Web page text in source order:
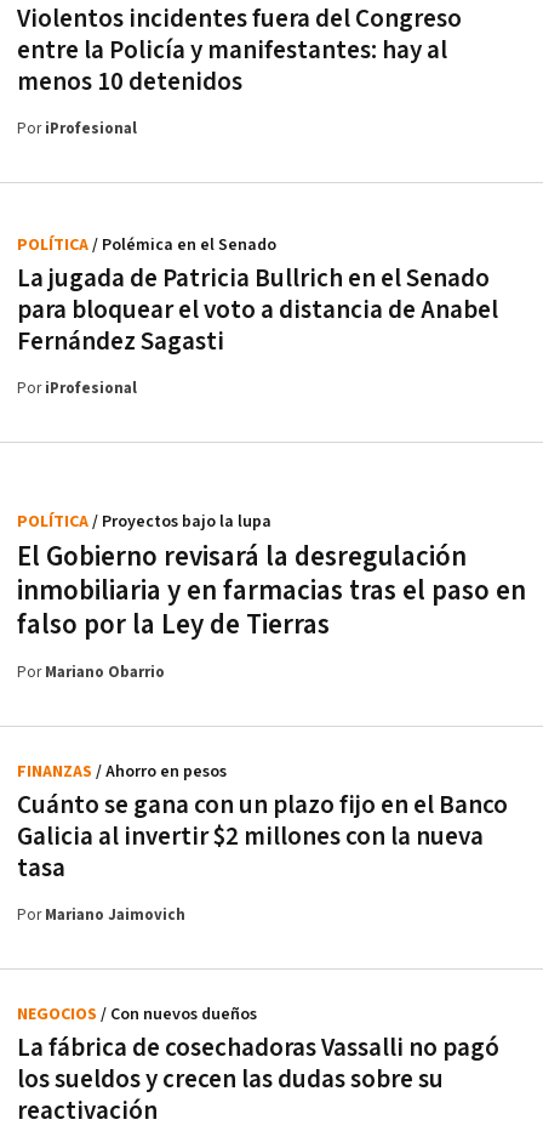
Violentos incidentes fuera del Congreso
entre la Policía y manifestantes: hay al
menos 10 detenidos
PoriProfesional
La jugada de Patricia Bullrich en el Senado
para bloquear el voto a distancia de Anabel
Fernández Sagasti
POLÍTICA/ Polémica en el Senado
PoriProfesional
El Gobierno revisará la desregulación
inmobiliaria y en farmacias tras el paso en
falso por la Ley de Tierras
POLÍTICA/ Proyectos bajo la lupa
PorMariano Obarrio
Cuánto se gana con un plazo fijo en el Banco
Galicia al invertir $2 millones con la nueva
tasa
FINANZAS / Ahorro en pesos
PorMariano Jaimovich
La fábrica de cosechadoras Vassalli no pagó
los sueldos y crecen las dudas sobre su
reactivación
NEGOCIOS / Con nuevos dueños